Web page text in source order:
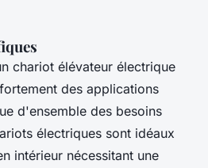
chariot élévateur électrique
des applications
d'ensemble des besoins
électriques sont idéaux
intérieur nécessitant une